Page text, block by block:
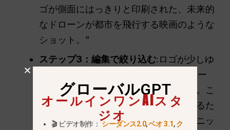
ゴが側面にはっきりと印刷された、未来的
なドローンが都市を飛行する映画のような
ショット。”
ステップ3：編集で絞り込む:ロゴが少しゆ
がんで見える場合は、“ビデオ編集 ”モー
ドでその部分をペイントしてください。こ
れは、バイラルビデオを完璧に仕上げるた
めに複製するためによく使われるテクニッ
グローバルGPT
オールインワンAIスタ
ジオ
🎬 ビデオ制作：シーダンス2.0,ベオ 3.1,ク